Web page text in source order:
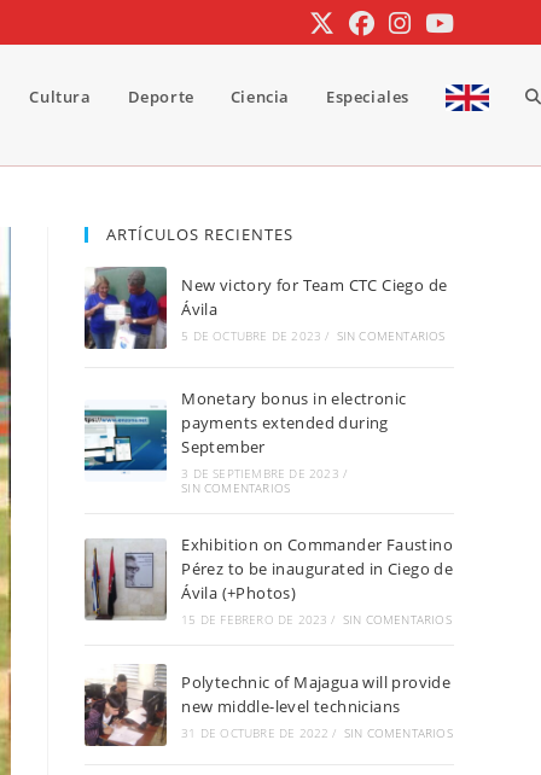
Cultura Deporte Ciencia Especiales
ARTÍCULOS RECIENTES
New victory for Team CTC Ciego de
Ávila
5 DE OCTUBRE DE 2023 / SIN COMENTARIOS
Monetary bonus in electronic
payments extended during
September
3 DE SEPTIEMBRE DE 2023 /
SIN COMENTARIOS
Exhibition on Commander Faustino
Pérez to be inaugurated in Ciego de
Ávila (+Photos)
15 DE FEBRERO DE 2023 / SIN COMENTARIOS
Polytechnic of Majagua will provide
new middle-level technicians
31 DE OCTUBRE DE 2022 / SIN COMENTARIOS